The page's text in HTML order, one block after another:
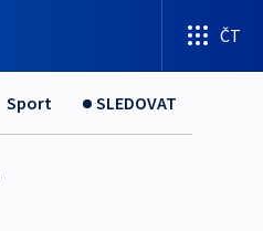
ČT
Sport SLEDOVAT